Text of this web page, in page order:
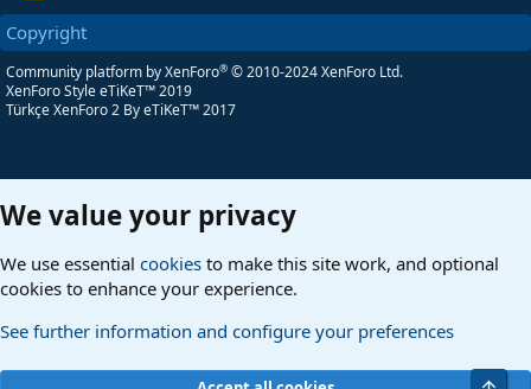
S
Copyright
Community platform by XenForo® © 2010-2024 XenForo Ltd.
XenForo Style eTiKeT™ 2019
Türkçe XenForo 2 By eTiKeT™ 2017
We value your privacy
We use essential cookies to make this site work, and optional
cookies to enhance your experience.
See further information and configure your preferences